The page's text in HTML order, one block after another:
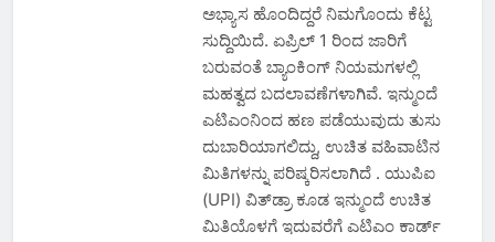
ಅಭ್ಯಾಸ ಹೊಂದಿದ್ದರೆ ನಿಮಗೊಂದು ಕೆಟ್ಟ
ಸುದ್ದಿಯಿದೆ. ಏಪ್ರಿಲ್ 1 ರಿಂದ ಜಾರಿಗೆ
ಬರುವಂತೆ ಬ್ಯಾಂಕಿಂಗ್ ನಿಯಮಗಳಲ್ಲಿ
ಮಹತ್ವದ ಬದಲಾವಣೆಗಳಾಗಿವೆ. ಇನ್ಮುಂದೆ
ಎಟಿಎಂನಿಂದ ಹಣ ಪಡೆಯುವುದು ತುಸು
ದುಬಾರಿಯಾಗಲಿದ್ದು, ಉಚಿತ ವಹಿವಾಟಿನ
ಮಿತಿಗಳನ್ನು ಪರಿಷ್ಕರಿಸಲಾಗಿದೆ . ಯುಪಿಐ
(UPI) ವಿತ್‌ಡ್ರಾ ಕೂಡ ಇನ್ಮುಂದೆ ಉಚಿತ
ಮಿತಿಯೊಳಗೆ ಇದುವರೆಗೆ ಎಟಿಎಂ ಕಾರ್ಡ್